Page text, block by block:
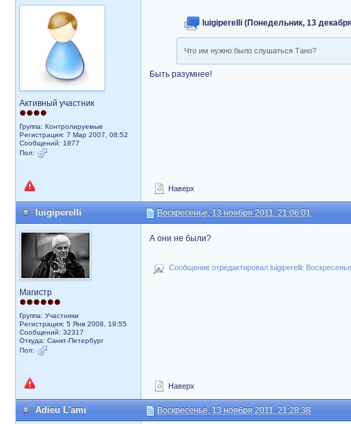
Активный участник
Группа: Контролируемые
Регистрация: 7 Мар 2007, 08:52
Сообщений: 1877
Пол:
luigiperelli (Понедельник, 13
Что им нужно было слушаться Тано?
Быть разумнее!
Наверх
luigiperelli Воскресенье, 13 ноября 2011, 21:06:01
Магистр
Группа: Участники
Регистрация: 5 Янв 2008, 19:55
Сообщений: 32317
Откуда: Санкт-Петербург
Пол:
А они не были?
Сообщение отредактировал luigiperelli:
Наверх
Adieu L'ami Воскресенье, 13 ноября 2011, 21:28:38